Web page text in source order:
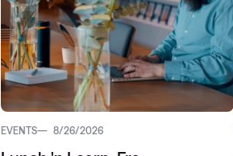
EVENTS 8/26/2026